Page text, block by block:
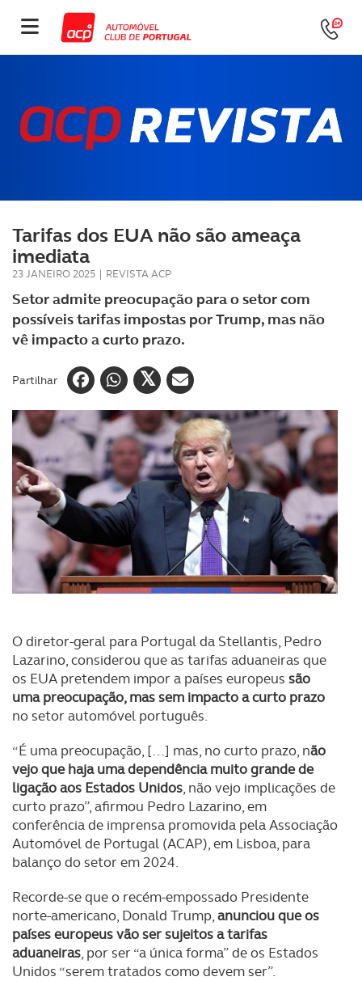
Tarifas dos EUA não são ameaça
imediata
23 JANEIRO 2025 | REVISTA ACP
Setor admite preocupação para o setor com
possíveis tarifas impostas por Trump, mas não
vê impacto a curto prazo.
Partilhar
O diretor-geral para Portugal da Stellantis, Pedro
Lazarino, considerou que as tarifas aduaneiras que
os EUA pretendem impor a países europeus são
uma preocupação, mas sem impacto a curto prazo
no setor automóvel português.
“É uma preocupação, […] mas, no curto prazo, não
vejo que haja uma dependência muito grande de
ligação aos Estados Unidos, não vejo implicações de
curto prazo”, afirmou Pedro Lazarino, em
conferência de imprensa promovida pela Associação
Automóvel de Portugal (ACAP), em Lisboa, para
balanço do setor em 2024.
Recorde-se que o recém-empossado Presidente
norte-americano, Donald Trump,anunciou que os
países europeus vão ser sujeitos a tarifas
aduaneiras, por ser “a única forma” de os Estados
Unidos “serem tratados como devem ser”.